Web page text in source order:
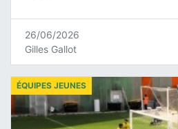
26/06/2026
Gilles Gallot
ÉQUIPES JEUNES